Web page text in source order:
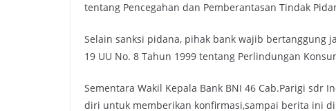
tentang Pencegahan dan Pemberantasan Tindak
Selain sanksi pidana, pihak bank wajib bertanggung
19 UU No. 8 Tahun 1999 tentang Perlindungan
Sementara Wakil Kepala Bank BNI 46 Cab.Parigi
diri untuk memberikan konfirmasi,sampai berita ini